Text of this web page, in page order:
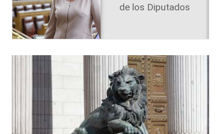
de los Diputados